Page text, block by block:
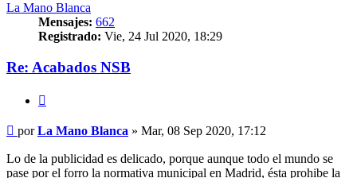
La Mano Blanca
Mensajes: 662
Registrado: Vie, 24 Jul 2020, 18:29
Re: Acabados NSB
Mensaje
porLa Mano Blanca » Mar, 08 Sep 2020, 17:12
Lo de la publicidad es delicado, porque aunque todo el mundo se
pase por el forro la normativa municipal en Madrid, ésta prohibe la